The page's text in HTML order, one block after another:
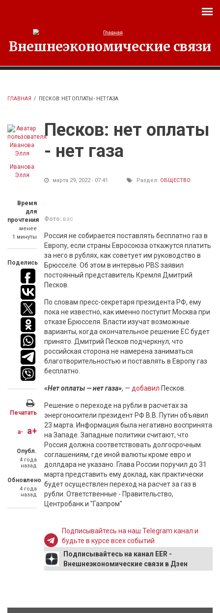
Внешнеэкономические связи
ГЛАВНАЯ / ПЕСКОВ: НЕТ ОПЛАТЫ - НЕТ ГАЗА
Иванова
Элля
Время
для
прочтения
менее
1 минуты
Поделись
Печатать
a- a+
Опубл.
4 года
назад
Обновлено
4 года
назад
Песков: нет оплаты
- нет газа
марта 29, 2022 - 07:41 Раздел: ОБЩЕСТВО
Фото: вэс
Россия не собирается поставлять бесплатно газ в
Европу, если страны Евросоюза откажутся платить
за него в рублях, как советует им руководство в
Брюсселе. Об этом в интервью PBS заявил
постоянный представитель Кремля Дмитрий
Песков.
По словам пресс-секретаря президента РФ, ему
пока не известно, как именно поступит Москва при
отказе Брюсселя. Власти изучат возможные
варианты, когда окончательное решение ЕС будет
принято. Дмитрий Песков подчеркнул, что
российская сторона не намерена заниматься
благотворительностью и поставлять в Европу газ
бесплатно.
«Нет оплаты — нет газа», — добавил Песков.
Решение о переходе на рубли в расчетах за
энергоносители президент РФ В.В. Путин объявил
23 марта. Информация была негативно воспринята
на Западе. Западные политики считают, что
Россия должна соответствовать долгосрочным
соглашениям, где иной валюты кроме евро и
доллдара не указано. Глава России поручил до 31
марта представить ему доклад, как практически
будет осуществлен переход на расчет за газ в
рубли. Ответственные - Правительство,
Центробанк и "Газпром"
Подписывайтесь на наш Telegram канал и
будьте в курсе всех событий
Подписывайтесь на канал EER -
Внешнеэкономические связи в Дзен